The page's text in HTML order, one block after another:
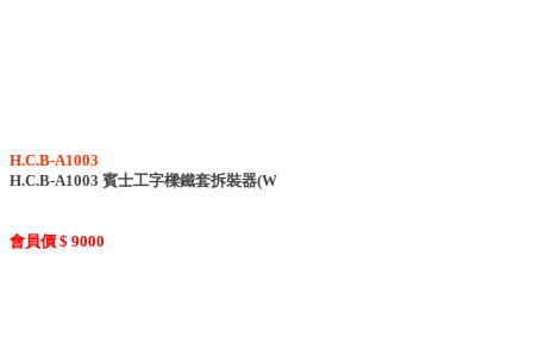
H.C.B-A1003
H.C.B-A1003 賓士工字樑鐵套拆裝器(W
會員價 $ 9000